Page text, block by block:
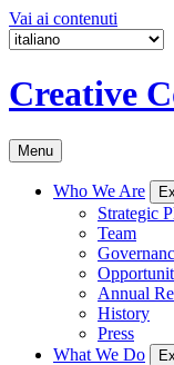
Vai ai contenuti
Creative
Menu
Who We Are
Strategic
Team
Annual
History
Press
What We Do